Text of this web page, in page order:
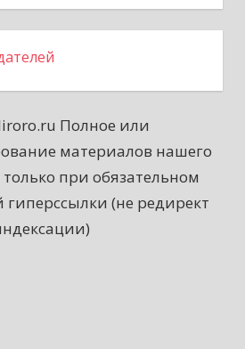
Полное или
материалов нашего
при обязательном
(не редирект